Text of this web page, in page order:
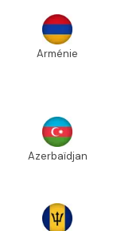
Arménie
Azerbaïdjan